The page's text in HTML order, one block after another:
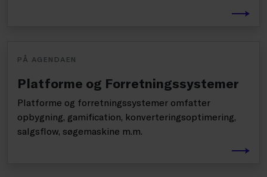
PÅ AGENDAEN
Platforme og Forretningssystemer
Platforme og forretningssystemer omfatter
opbygning, gamification, konverteringsoptimering,
salgsflow, søgemaskine m.m.